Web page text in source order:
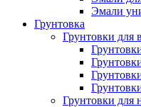
Эмали
Грунтовка
Грунтовки для
Грунтовки для